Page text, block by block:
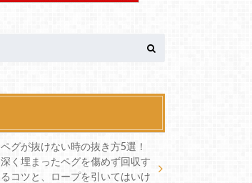
ペグが抜けない時の抜き方5選！
深く埋まったペグを傷めず回収す
るコツと、ロープを引いてはいけ